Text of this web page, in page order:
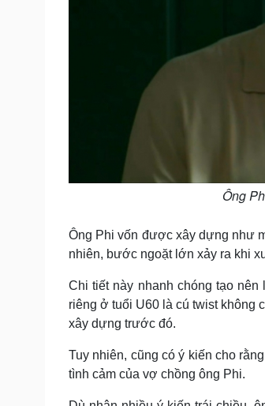
Ông
Ông Phi vốn được xây dựng như
nhiên, bước ngoặt lớn xảy ra khi
Chi tiết này nhanh chóng tạo
riêng ở tuổi U60 là cú twist
xây dựng trước đó.
Tuy nhiên, cũng có ý kiến cho
tình cảm của vợ chồng ông Phi.